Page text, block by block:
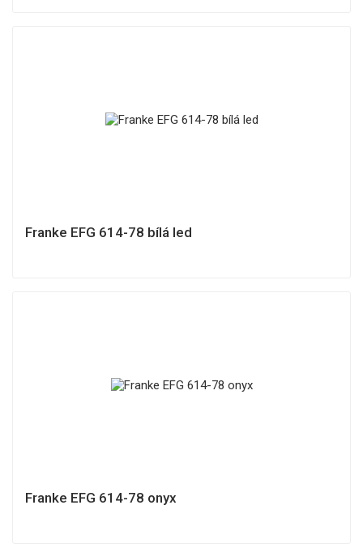
Franke EFG 614-78 bílá led
Franke EFG 614-78 onyx